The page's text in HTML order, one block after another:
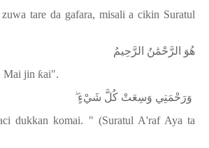
tare da gafara, misali a cikin Suratul
هُوَ الرَّحْمَٰنُ الرَّحِيمُ
Mai jin ƙai".
وَرَحْمَتِي وَسِعَتْ كُلَّ شَيْءٍ
dukkan komai. " (Suratul A'raf Aya ta